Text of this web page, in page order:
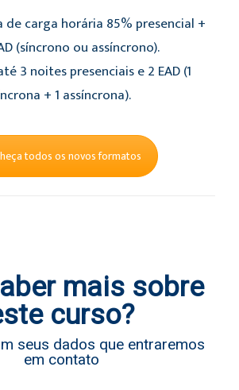
de carga horária 85% presencial +
(síncrono ou assíncrono).
3 noites presenciais e 2 EAD (1
+ 1 assíncrona).
todos os novos formatos
mais sobre
curso?
seus dados que entraremos
em contato